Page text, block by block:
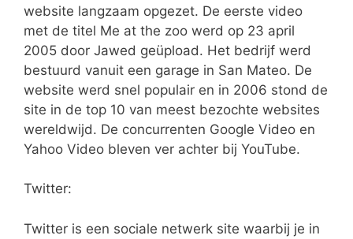
website langzaam opgezet. De eerste video
met de titel Me at the zoo werd op 23 april
2005 door Jawed geüpload. Het bedrijf werd
bestuurd vanuit een garage in San Mateo. De
website werd snel populair en in 2006 stond de
site in de top 10 van meest bezochte websites
wereldwijd. De concurrenten Google Video en
Yahoo Video bleven ver achter bij YouTube.
Twitter:
Twitter is een sociale netwerk site waarbij je in